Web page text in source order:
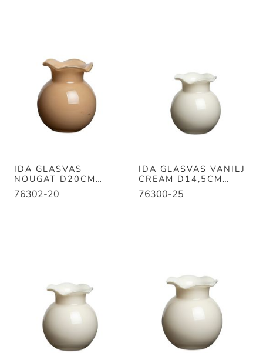
IDA GLASVAS
NOUGAT D20CM
H23CM
76302-20
IDA GLASVAS VANILJ
CREAM D14,5CM
H14,5CM
76300-25